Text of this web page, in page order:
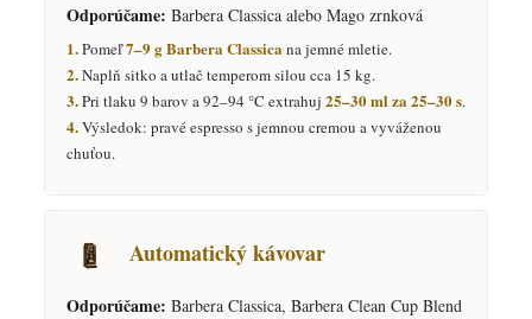
Odporúčame: Barbera Classica alebo Mago zrnková
1.Pomeľ7–9 g Barbera Classicana jemné mletie.
2.Naplň sitko a utlač temperom silou cca 15 kg.
3.Pri tlaku 9 barov a 92–94 °C extrahuj 25–30 ml za 25–30 s.
4.Výsledok: pravé espresso s jemnou cremou a vyváženou
chuťou.
Automatický kávovar
Odporúčame: Barbera Classica, Barbera Clean Cup Blend